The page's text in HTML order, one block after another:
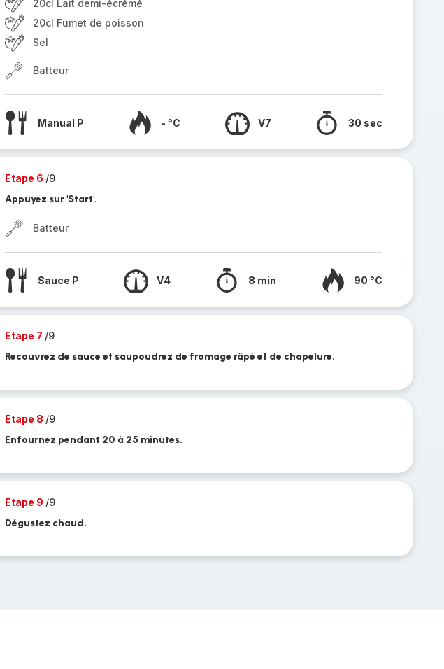
20cl Lait demi-écrémé
20cl Fumet de poisson
Sel
Batteur
Manual P - °C V7 30 sec
Etape 6 /9
Appuyez sur 'Start'.
Batteur
Sauce P V4 8 min 90 °C
Etape 7 /9
Recouvrez de sauce et saupoudrez de fromage râpé et de chapelure.
Etape 8 /9
Enfournez pendant 20 à 25 minutes.
Etape 9 /9
Dégustez chaud.